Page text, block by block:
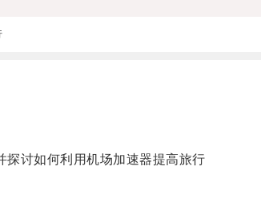
讨如何利用机场加速器提高旅行